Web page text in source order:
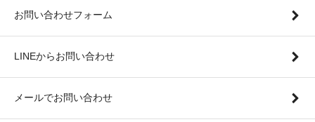
お問い合わせフォーム
LINEからお問い合わせ
メールでお問い合わせ